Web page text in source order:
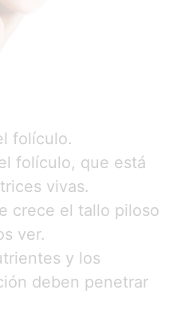
folículo.
folículo, que está
vivas.
crece el tallo piloso
ver.
y los
deben penetrar